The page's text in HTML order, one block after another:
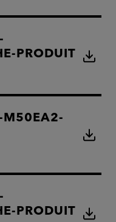
PRODUIT
M50EA2-
PRODUIT